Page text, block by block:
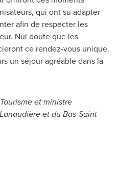
qui ont su adapter
afin de respecter les
Nul doute que les
ce rendez-vous unique.
un séjour agréable dans la
et ministre
et du Bas-Saint-